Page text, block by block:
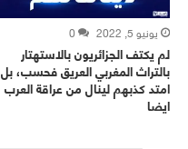
يونيو 5, 2022 0
لم يكتف الجزائريون بالاستهتار
بالتراث المغربي العريق فحسب، بل
امتد كذبهم لينال من عراقة العرب
ايضا